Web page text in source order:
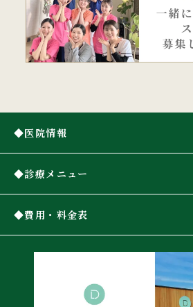
医院情報
診療メニュー
費用・料金表